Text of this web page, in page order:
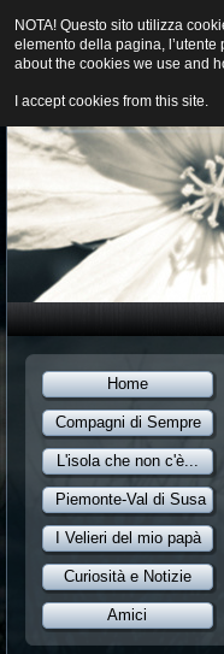
Home
Compagni di Sempre
L'isola che non c'è...
Piemonte-Val di Susa
I Velieri del mio papà
Curiosità e Notizie
Amici
NOTA! Questo sito utilizza
elemento della pagina, l’utente
about the cookies we use and
I accept cookies from this site.